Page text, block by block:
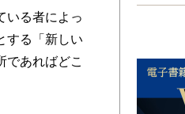
いる者によっ
する「新しい
であればどこ